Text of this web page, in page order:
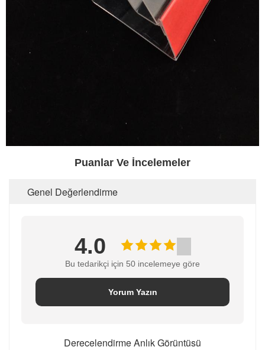
Puanlar Ve İncelemeler
Genel Değerlendirme
4.0
Bu tedarikçi için 50 incelemeye göre
Yorum Yazın
Derecelendirme Anlık Görüntüsü